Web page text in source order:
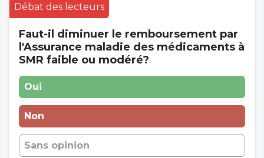
Débat des lecteurs
Faut-il diminuer le remboursement par
l'Assurance maladie des médicaments à
SMR faible ou modéré?
Oui
Non
Sans opinion